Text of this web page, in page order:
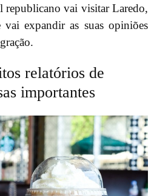
republicano vai visitar Laredo,
vai expandir as suas opiniões
relatórios de
importantes